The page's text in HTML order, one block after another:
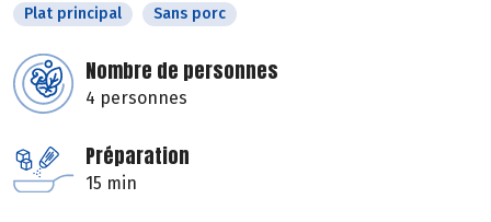
Plat principal Sans porc
Nombre de personnes
4 personnes
Préparation
15 min